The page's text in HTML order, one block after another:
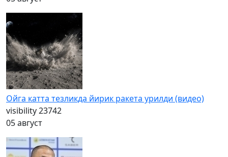
Ойга катта тезликда йирик ракета урилди (видео)
visibility23742
05 август